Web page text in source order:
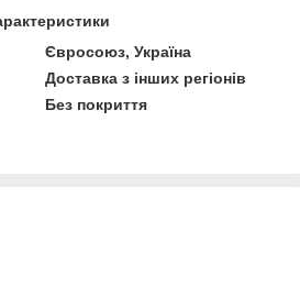
Євросоюз, Україна
Доставка з інших регіонів
Без покриття